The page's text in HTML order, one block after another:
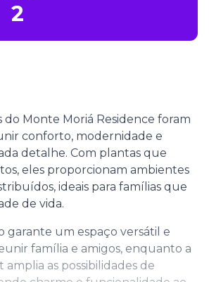
2
do Monte Moriá Residence foram
conforto, modernidade e
detalhe. Com plantas que
eles proporcionam ambientes
ideais para famílias que
de vida.
garante um espaço versátil e
família e amigos, enquanto a
as possibilidades de